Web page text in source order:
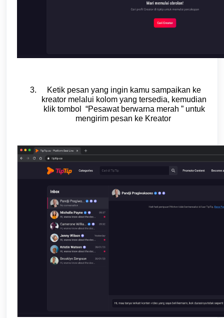
Ketik pesan yang ingin kamu sampaikan ke
kreator melalui kolom yang tersedia, kemudian
klik tombol “Pesawat berwarna merah ” untuk
mengirim pesan ke Kreator